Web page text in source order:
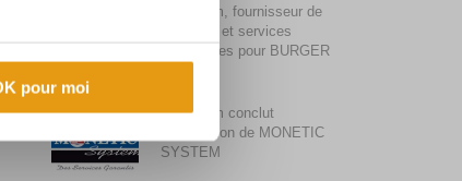
pour moi
Synalcom, fournisseur de
solutions et services
monétiques pour BURGER
Synalcom conclut
l’acquisition de MONETIC
SYSTEM